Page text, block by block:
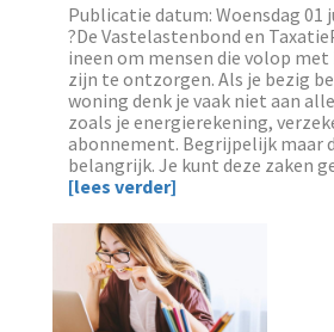
Publicatie datum: Woensdag 01
?De Vastelastenbond en
ineen om mensen die volop
zijn te ontzorgen. Als je bezig
woning denk je vaak niet aan
zoals je energierekening,
abonnement. Begrijpelijk maar
belangrijk. Je kunt deze zaken
[lees verder]